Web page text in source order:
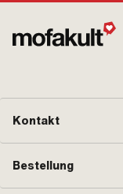
Kontakt
Bestellung